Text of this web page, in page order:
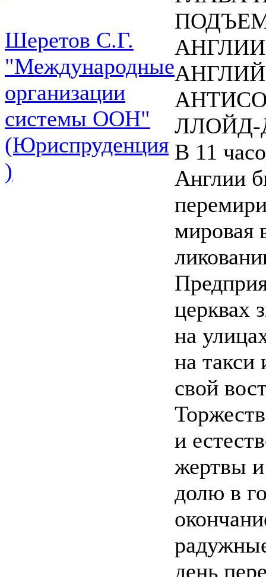
Шеретов С.Г.
"Международные
организации
системы ООН"
(Юриспруденция
)
АНГЛИИ
В 11
Англии
мировая
церквах
на
на
свой
и
жертвы
долю в
день